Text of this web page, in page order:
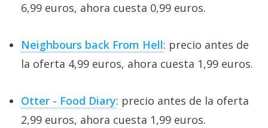
6,99 euros, ahora cuesta 0,99 euros.
Neighbours back From Hell: precio antes de
la oferta 4,99 euros, ahora cuesta 1,99 euros.
Otter - Food Diary: precio antes de la oferta
2,99 euros, ahora cuesta 1,99 euros.